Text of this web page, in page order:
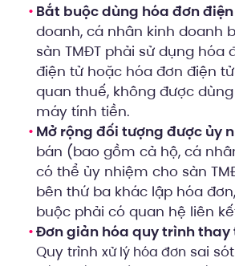
Bắt buộc dùng hóa đơn
doanh, cá nhân kinh doanh
sàn TMĐT phải sử dụng hóa
điện tử hoặc hóa đơn điện
quan thuế, không được
máy tính tiền.
Mở rộng đối tượng được ủy
bán (bao gồm cả hộ, cá
có thể ủy nhiệm cho sàn
bên thứ ba khác lập hóa
buộc phải có quan hệ liên
Đơn giản hóa quy trình thay
Quy trình xử lý hóa đơn sai